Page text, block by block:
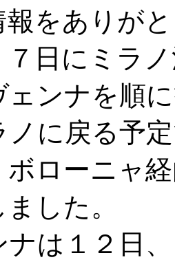
報をありが
７日にミラ
ェンナを順
ノに戻る予
ボローニャ
した。
ナは１２日